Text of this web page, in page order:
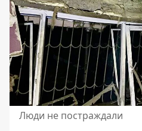
Люди не постраждали